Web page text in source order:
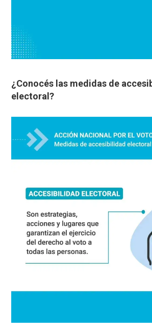
¿Conocés las medidas de
electoral?